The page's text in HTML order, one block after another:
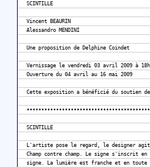
SCINTILLE
Vincent BEAURIN
Alessandro MENDINI
Une proposition de Delphine Coindet
Vernissage le vendredi 03 avril 2009 à
Ouverture du 04 avril au 16 mai 2009
Cette exposition a bénéficié du soutien
SCINTILLE
L'artiste pose le regard, le designer
Champ contre champ. Le signe s'inscrit
signe. La lumière est franche et en toute